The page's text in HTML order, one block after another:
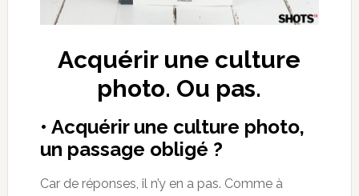
Acquérir une culture
photo. Ou pas.
• Acquérir une culture photo,
un passage obligé ?
Car de réponses, il n’y en a pas. Comme à